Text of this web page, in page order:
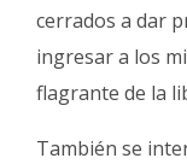
cerrados a dar
ingresar a los
flagrante de la
También se